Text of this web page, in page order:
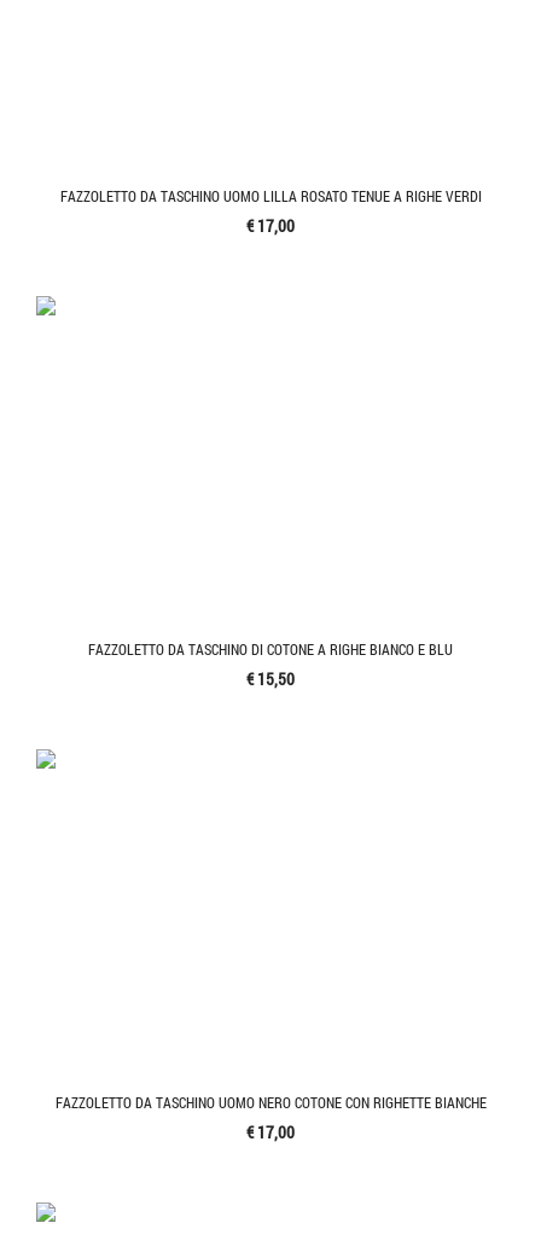
FAZZOLETTO DA TASCHINO UOMO LILLA ROSATO TENUE A RIGHE VERDI
€ 17,00
FAZZOLETTO DA TASCHINO DI COTONE A RIGHE BIANCO E BLU
€ 15,50
FAZZOLETTO DA TASCHINO UOMO NERO COTONE CON RIGHETTE BIANCHE
€ 17,00